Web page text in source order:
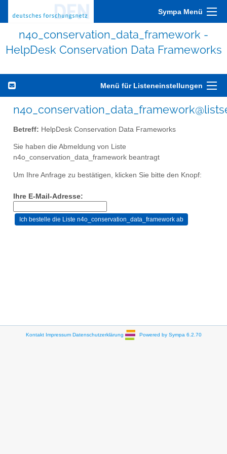
Sympa Menü
n4o_conservation_data_framework -
HelpDesk Conservation Data Frameworks
Menü für Listeneinstellungen
Betreff: HelpDesk Conservation Data Frameworks
Sie haben die Abmeldung von Liste
n4o_conservation_data_framework beantragt
Um Ihre Anfrage zu bestätigen, klicken Sie bitte den Knopf:
Ihre E-Mail-Adresse:
Kontakt Impressum Datenschutzerklärung Powered by Sympa 6.2.70